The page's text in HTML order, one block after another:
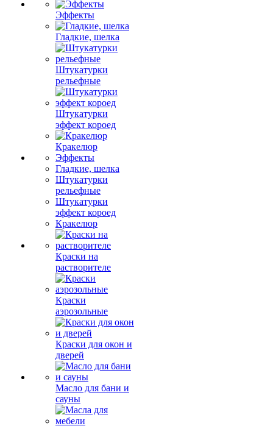
Эффекты
Гладкие, шелка
Штукатурки
рельефные
Штукатурки
эффект короед
Кракелюр
Эффекты
Гладкие, шелка
Штукатурки
рельефные
Штукатурки
эффект короед
Кракелюр
Краски на
растворителе
Краски
аэрозольные
Краски для окон и
дверей
Масло для бани и
сауны